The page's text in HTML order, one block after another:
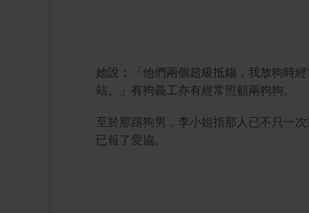
她說：「他們兩個超級抵錫，我放狗時
站。」有狗義工亦有經常照顧兩狗狗。
至於那踢狗男，李小姐指那人已不只一
已報了愛協。